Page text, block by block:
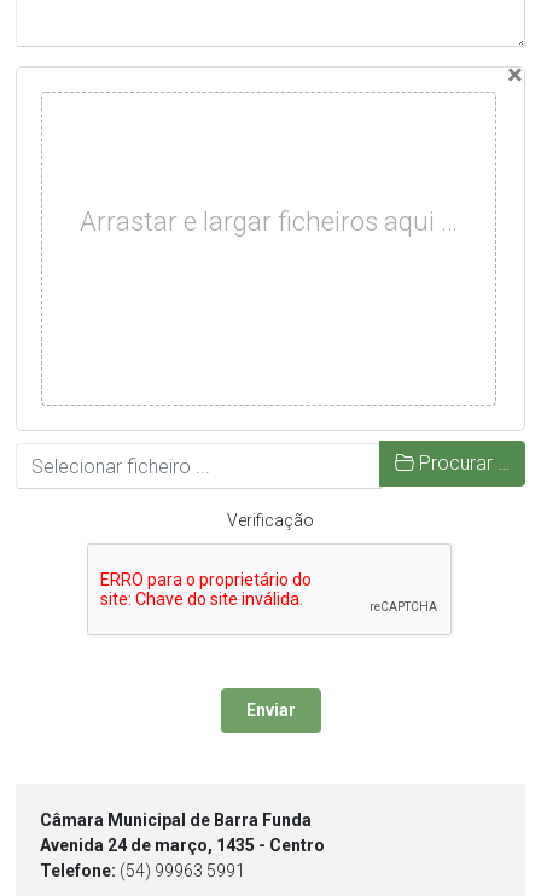
×
Arrastar e largar ficheiros aqui …
Procurar …
Verificação
Enviar
Câmara Municipal de Barra Funda
Avenida 24 de março, 1435 - Centro
Telefone: (54) 99963 5991